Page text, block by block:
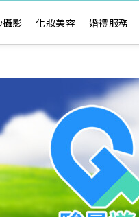
影 化妝美容 婚禮服務